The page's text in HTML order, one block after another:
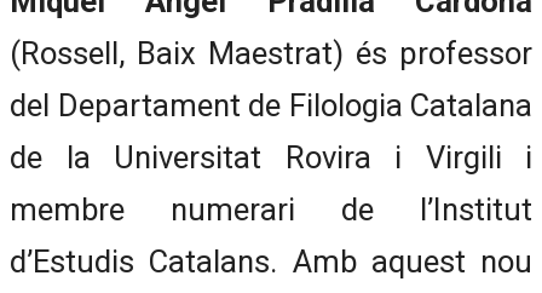
(Rossell, Baix Maestrat) és professor
del Departament de Filologia Catalana
de la Universitat Rovira i Virgili i
membre numerari de l’Institut
d’Estudis Catalans. Amb aquest nou